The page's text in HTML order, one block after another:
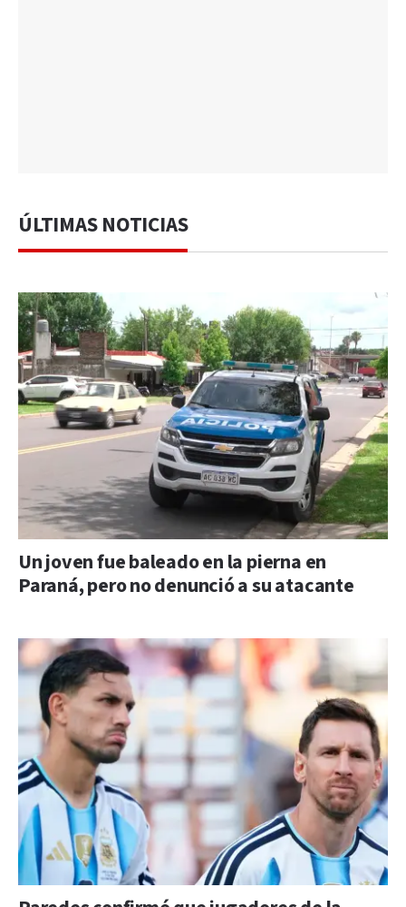
ÚLTIMAS NOTICIAS
Un joven fue baleado en la pierna en
Paraná, pero no denunció a su atacante